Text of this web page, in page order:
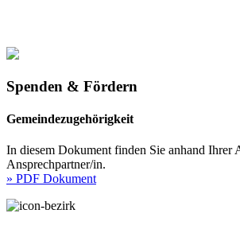
Spenden & Fördern
Gemeindezugehörigkeit
In diesem Dokument finden Sie anhand Ihrer
Ansprechpartner/in.
» PDF Dokument